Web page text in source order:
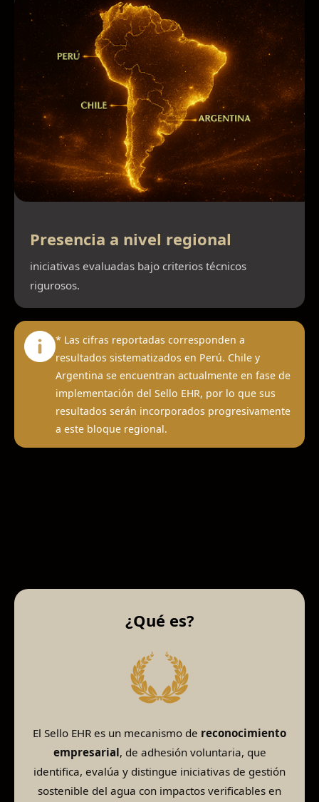
Presencia a nivel regional
iniciativas evaluadas bajo criterios técnicos
rigurosos.
* Las cifras reportadas corresponden a
resultados sistematizados en Perú. Chile y
Argentina se encuentran actualmente en fase de
implementación del Sello EHR, por lo que sus
resultados serán incorporados progresivamente
a este bloque regional.
¿Qué es?
El Sello EHR es un mecanismo de reconocimiento
empresarial, de adhesión voluntaria, que
identifica, evalúa y distingue iniciativas de gestión
sostenible del agua con impactos verificables en